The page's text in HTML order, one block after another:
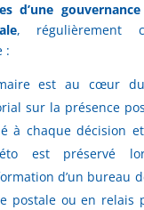
d’une
, régulièrement
:
est au cœur
sur la présence
à chaque décision
est préservé
d’un bureau
postale ou en relais